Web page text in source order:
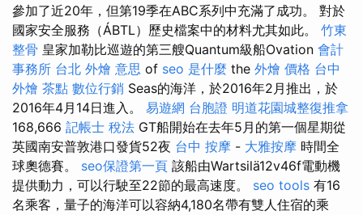
參加了近20年，但第19季在ABC系列中充滿了成功。 對於
國家安全服務（ÁBTL）歷史檔案中的材料尤其如此。 竹東
整骨 皇家加勒比巡遊的第三艘Quantum級船Ovation 會計
事務所 台北 外燴 意思 of seo 是什麼 the 外燴 價格 台中
外燴 茶點 數位行銷 Seas的海洋，於2016年2月推出，於
2016年4月14日進入。 易遊網 台胞證 明道花園城整復推拿
168,666 記帳士 稅法 GT船開始在去年5月的第一個星期從
英國南安普敦港口發貨52夜 台中 按摩 - 大雅按摩 時間全
球奧德賽。 seo保證第一頁 該船由Wartsilä12v46f電動機
提供動力，可以行駛至22節的最高速度。 seo tools 有16
名乘客，量子的海洋可以容納4,180名帶有雙人住宿的乘